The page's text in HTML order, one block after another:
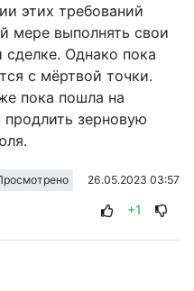
этих требований
мере выполнять свои
сделке. Однако пока
с мёртвой точки.
пока пошла на
зерновую
26.05.2023 03:57
+1